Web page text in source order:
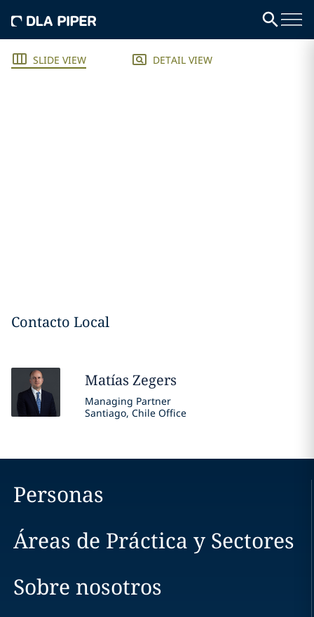
SLIDE VIEW DETAIL VIEW
Contacto Local
Matías Zegers
Managing Partner
Santiago, Chile Office
Personas
Áreas de Práctica y Sectores
Sobre nosotros